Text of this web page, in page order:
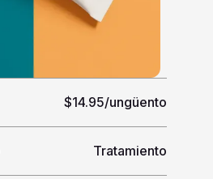
$14.95/ungüento
Tratamiento